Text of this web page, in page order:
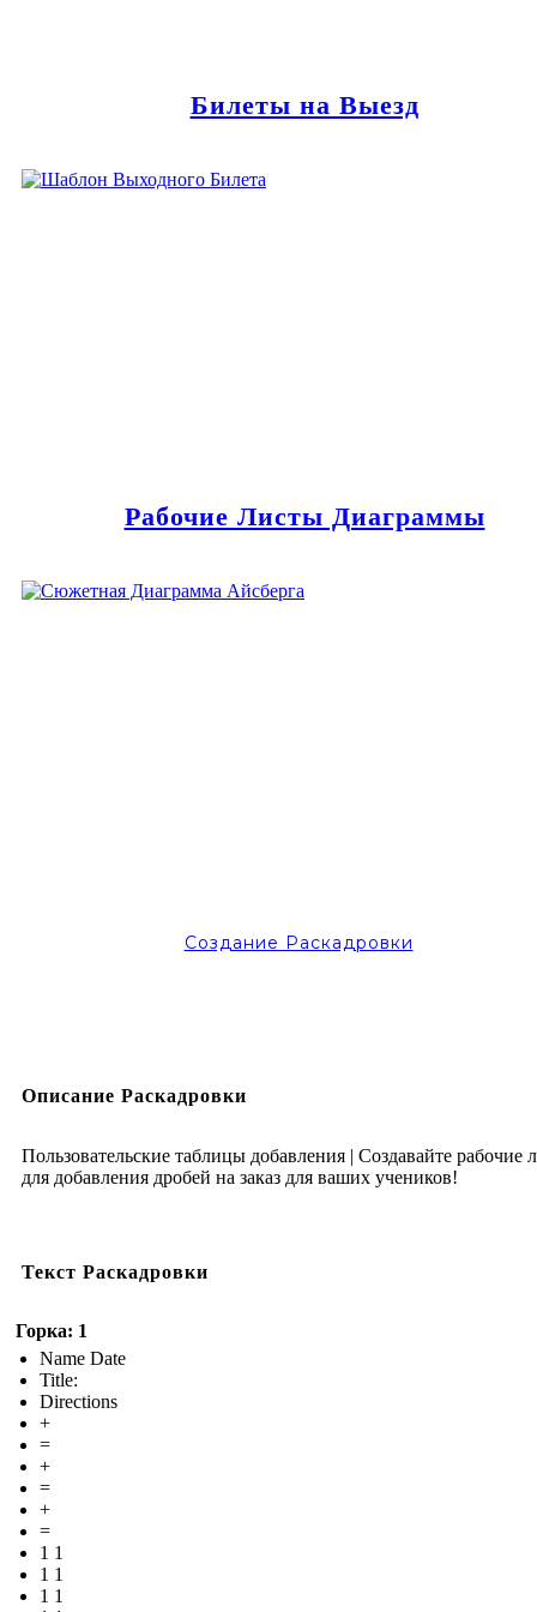
Билеты на Выезд
Рабочие Листы Диаграммы
Создание Раскадровки
Описание Раскадровки
Пользовательские таблицы добавления | Создавайте рабочие
для добавления дробей на заказ для ваших учеников!
Текст Раскадровки
Горка: 1
Name Date
Title:
Directions
+
=
+
=
+
=
1 1
1 1
1 1